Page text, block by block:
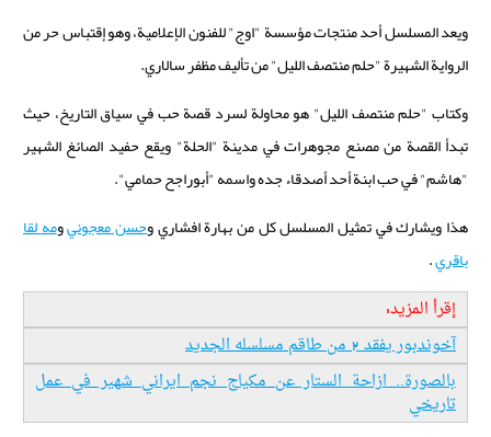
ويعد المسلسل أحد منتجات مؤسسة "اوج" للفنون الإعلامية، وهو إقتباس حر من
الرواية الشهيرة "حلم منتصف الليل" من تأليف مظفر سالاري.
وكتاب "حلم منتصف الليل" هو محاولة لسرد قصة حب في سياق التاريخ، حيث
تبدأ القصة من مصنع مجوهرات في مدينة "الحلة" ويقع حفيد الصائغ الشهير
"هاشم" في حب ابنة أحد أصدقاء جده واسمه "أبوراجح حمامي".
هذا ويشارك في تمثيل المسلسل كل من بهارة افشاري وحسن معجونيومه لقا
باقري.
إقرأ المزيد:
آخوندبور يفقد 2 من طاقم مسلسله الجديد
بالصورة.. ازاحة الستار عن مكياج نجم ايراني شهير في عمل
تاريخي